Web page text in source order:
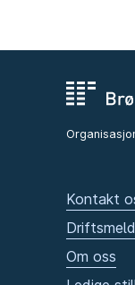
Kontakt
Om oss